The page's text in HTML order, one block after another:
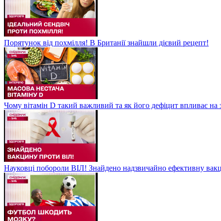
Порятунок від похмілля! В Британії знайшли дієвий рецепт!
Чому вітамін D такий важливий та як його дефіцит впливає на
Науковці побороли ВІЛ! Знайдено надзвичайно ефективну